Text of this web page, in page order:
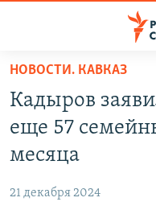
упрощенного
доступа
Вернуться
основному
Вернутся
ПОДКАСТЫ
МНЕНИЯ
НОВОСТИ. КАВКАЗ
Кадыров
еще 57
месяца
21 декабря 2024